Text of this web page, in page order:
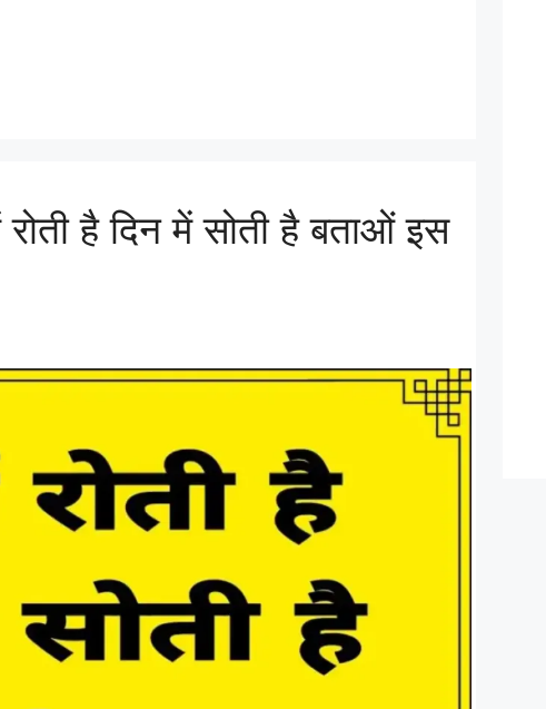
है दिन में सोती है बताओं इस